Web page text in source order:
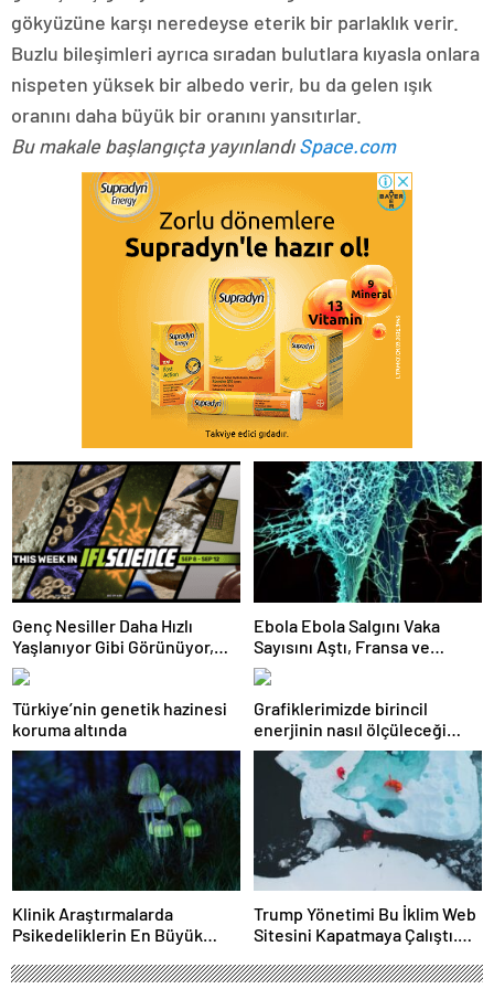
gökyüzüne karşı neredeyse eterik bir parlaklık verir.
Buzlu bileşimleri ayrıca sıradan bulutlara kıyasla onlara
nispeten yüksek bir albedo verir, bu da gelen ışık
oranını daha büyük bir oranını yansıtırlar.
Bu makale başlangıçta yayınlandı Space.com
Genç Nesiller Daha Hızlı
Yaşlanıyor Gibi Görünüyor,
SETI Neden Henüz Uzaylı
Sinyali Tespit Etmediğimizi
ve Çok Daha Fazlasını Bu
Hafta Çözmüş Olabilir
Ebola Ebola Salgını Vaka
Sayısını Aştı, Fransa ve
Uganda’da Tespit Edildi
Türkiye’nin genetik hazinesi
koruma altında
Grafiklerimizde birincil
enerjinin nasıl ölçüleceği
değişti
Klinik Araştırmalarda
Psikedeliklerin En Büyük
Olabilir: İnsanların
Trump Yönetimi Bu İklim Web
Sitesini Kapatmaya Çalıştı.
Çevrimiçi Hale Getirdi